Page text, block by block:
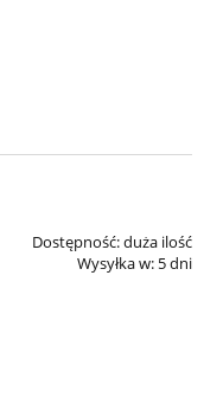
Dostępność:duża ilość
Wysyłka w: 5 dni